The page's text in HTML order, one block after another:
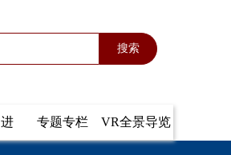
搜索
专题专栏 VR全景导览